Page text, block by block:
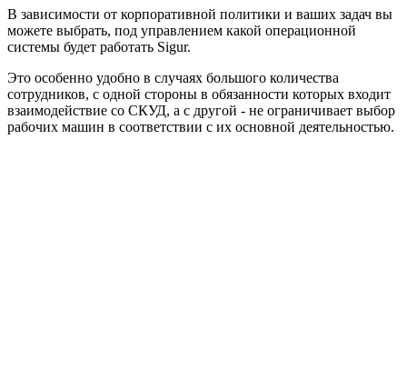
В зависимости от корпоративной политики и ваших задач вы
можете выбрать, под управлением какой операционной
системы будет работать Sigur.
Это особенно удобно в случаях большого количества
сотрудников, с одной стороны в обязанности которых входит
взаимодействие со СКУД, а с другой - не ограничивает выбор
рабочих машин в соответствии с их основной деятельностью.